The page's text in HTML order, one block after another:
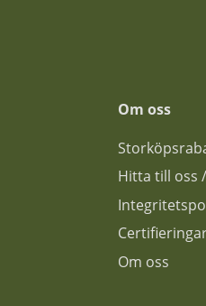
Om oss
Hitta till oss
Om oss